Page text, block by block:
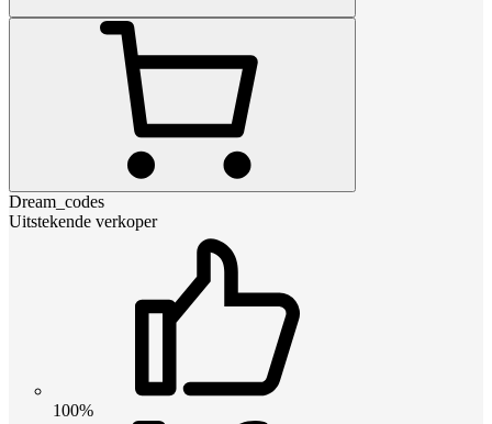
Dream_codes
Uitstekende verkoper
100%